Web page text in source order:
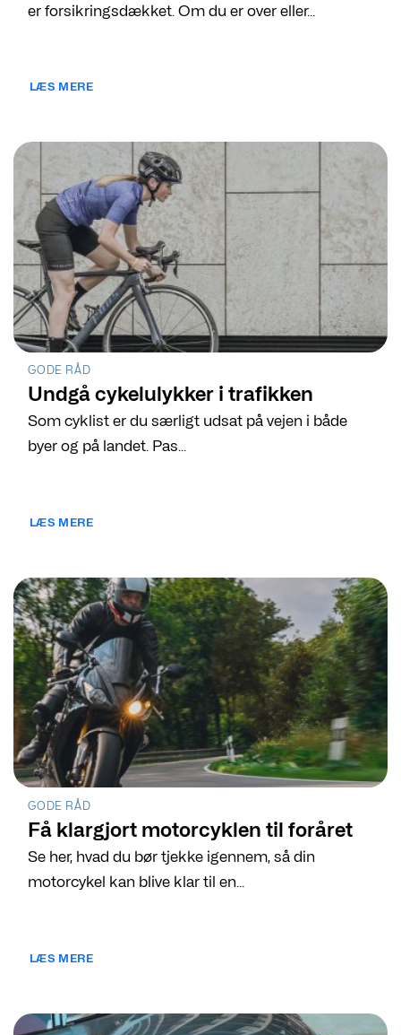
er forsikringsdækket. Om du er over eller...
LÆS MERE
GODE RÅD
Undgå cykelulykker i trafikken
Som cyklist er du særligt udsat på vejen i både
byer og på landet. Pas...
LÆS MERE
GODE RÅD
Få klargjort motorcyklen til foråret
Se her, hvad du bør tjekke igennem, så din
motorcykel kan blive klar til en...
LÆS MERE